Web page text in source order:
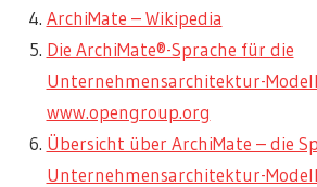
ArchiMate – Wikipedia
Die ArchiMate®-Sprache für die
Unternehmensarchitektur-
www.opengroup.org
Übersicht über ArchiMate – die
Unternehmensarchitektur-